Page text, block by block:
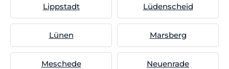
Lippstadt Lüdenscheid
Lünen Marsberg
Meschede Neuenrade